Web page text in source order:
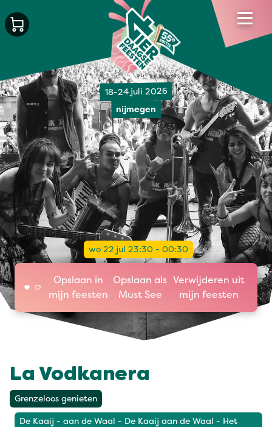
18-24 juli 2026
nijmegen
wo 22 jul 23:30 - 00:30
Opslaan in
mijn feesten
Opslaan als
Must See
Verwijderen uit
mijn feesten
La Vodkanera
Grenzeloos genieten
De Kaaij - aan de Waal - De Kaaij aan de Waal - Het